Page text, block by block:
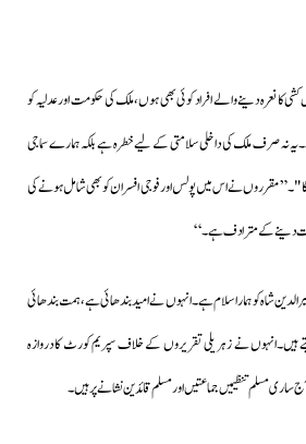
کا نعرہ دینے والے افراد کوئی بھی ہوں،ملک کی حکومت اور عدلیہ کو
نہ صرف ملک کی داخلی سلامتی کے لیے خطرہ ہے بلکہ ہمارے سماجی
"۔ ”مقرروں نے اس میں پولس اور فوجی افسران کو بھی شامل ہونے کی
دینے کے مترادف ہے۔‘‘
شاہ کو ہمارا سلام ہے۔انہوں نے امید بندھائی ہے،ہمت بندھائی
ہیں۔انہوں نے زہریلی تقریروں کے خلاف سپریم کورٹ کا دروازہ
ساری مسلم تنظیمیں جماعتیں اور مسلم قائدین نشانے پر ہیں۔